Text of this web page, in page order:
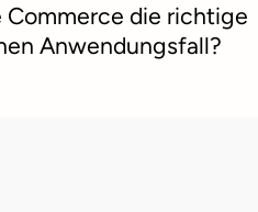
Commerce die richtige
Anwendungsfall?